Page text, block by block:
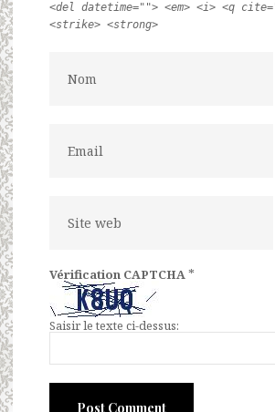
<del datetime=""> <em> <i> <q
<strike> <strong>
Vérification CAPTCHA*
Saisir le texte ci-dessus: